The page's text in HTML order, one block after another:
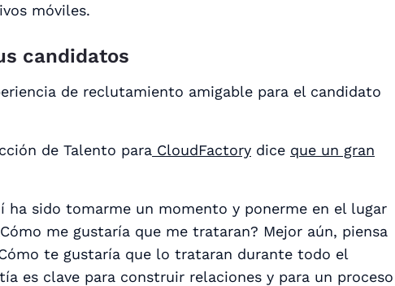
móviles.
candidatos
de reclutamiento amigable para el candidato
de Talento para CloudFactory dice que un gran
ha sido tomarme un momento y ponerme en el lugar
me gustaría que me trataran? Mejor aún, piensa
te gustaría que lo trataran durante todo el
es clave para construir relaciones y para un proceso